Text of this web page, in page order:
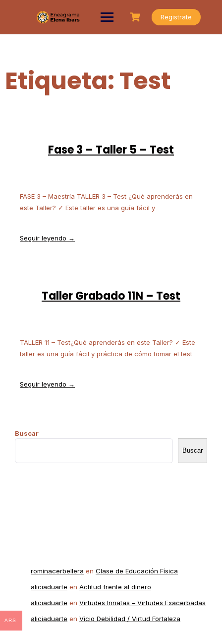
Registrate
Etiqueta:Test
Fase 3 – Taller 5 – Test
FASE 3 – Maestría TALLER 3 – Test ¿Qué aprenderás en
este Taller? ✓ Este taller es una guía fácil y
Seguir leyendo →
Taller Grabado 11N – Test
TALLER 11 – Test¿Qué aprenderás en este Taller? ✓ Este
taller es una guía fácil y práctica de cómo tomar el test
Seguir leyendo →
Buscar
Buscar
rominacerbellera en Clase de Educación Física
aliciaduarte en Actitud frente al dinero
aliciaduarte en Virtudes Innatas – Virtudes Exacerbadas
aliciaduarte en Vicio Debilidad / Virtud Fortaleza
ARS